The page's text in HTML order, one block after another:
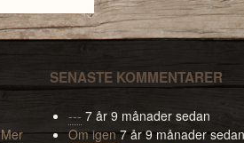
Mer
SENASTE KOMMENTARER
--- 7 år 9 månader sedan
Om igen 7 år 9 månader sedan